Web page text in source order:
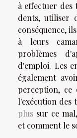
à effectuer des
dents, utiliser
conséquence,
à leurs
problèmes
d'emploi. Les
également
perception,
l'exécution des
plus sur ce
et comment le